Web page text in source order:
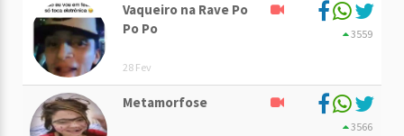
Vaqueiro na Rave Po
Po Po
28 Fev
3559
Metamorfose
3566